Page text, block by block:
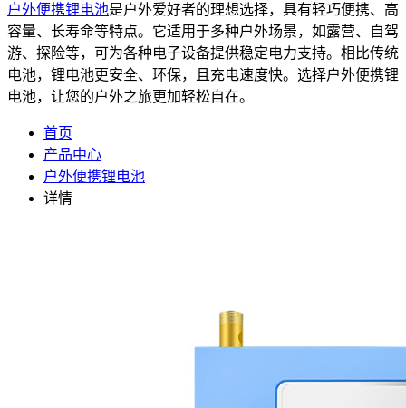
户外便携锂电池是户外爱好者的理想选择，具有轻巧便携、高
容量、长寿命等特点。它适用于多种户外场景，如露营、自驾
游、探险等，可为各种电子设备提供稳定电力支持。相比传统
电池，锂电池更安全、环保，且充电速度快。选择户外便携锂
电池，让您的户外之旅更加轻松自在。
首页
产品中心
户外便携锂电池
详情